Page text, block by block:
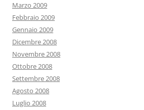
Marzo 2009
Febbraio 2009
Gennaio 2009
Dicembre 2008
Novembre 2008
Ottobre 2008
Settembre 2008
Agosto 2008
Luglio 2008